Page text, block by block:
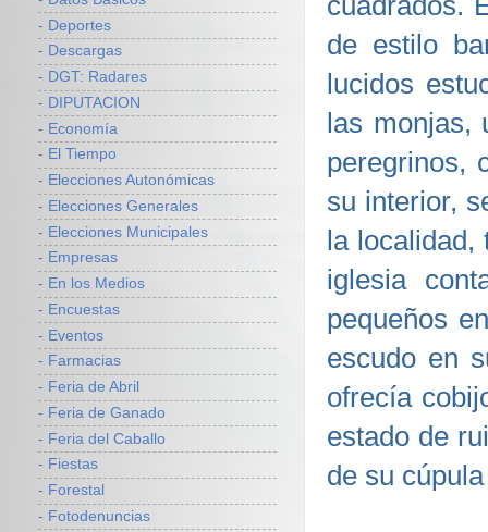
de estilo
lucidos
las monjas,
peregrinos,
su interior,
la localidad,
iglesia
pequeños
escudo en
ofrecía
estado de
de su
- Deportes
- Descargas
- DGT: Radares
- DIPUTACION
- Economía
- El Tiempo
- Elecciones Autonómicas
- Elecciones Generales
- Elecciones Municipales
- Empresas
- En los Medios
- Encuestas
- Eventos
- Farmacias
- Feria de Abril
- Feria de Ganado
- Feria del Caballo
- Fiestas
- Forestal
- Fotodenuncias